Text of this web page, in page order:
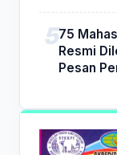
75
Resmi
Pesan